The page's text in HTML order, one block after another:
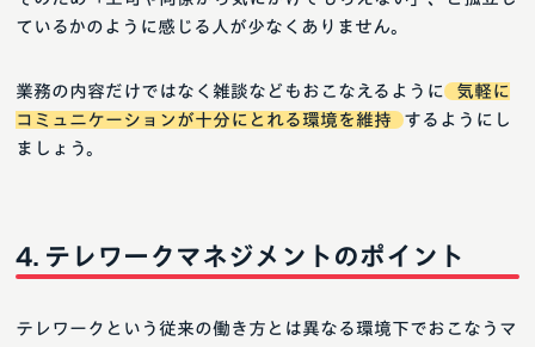
ているかのように感じる人が少なくありません。
業務の内容だけではなく雑談などもおこなえるように
気軽に
コミュニケーションが十分にとれる環境を維持
するようにし
ましょう。
テレワークマネジメントのポイント
テレワークという従来の働き方とは異なる環境下でおこなうマ